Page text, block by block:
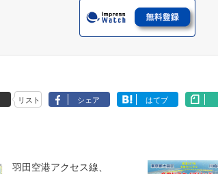
リスト シェア はてブ
羽田空港アクセス線、